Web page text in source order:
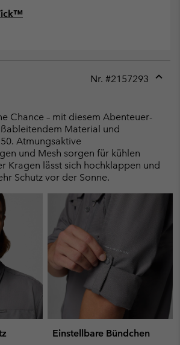
Nr. #2157293
Chance – mit diesem Abenteuer-
Material und
Atmungsaktive
und Mesh sorgen für kühlen
Kragen lässt sich hochklappen und
Schutz vor der Sonne.
Einstellbare Bündchen